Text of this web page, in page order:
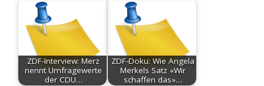
ZDF-Interview: Merz
nennt Umfragewerte
der CDU…
ZDF-Doku: Wie Angela
Merkels Satz «Wir
schaffen das»…